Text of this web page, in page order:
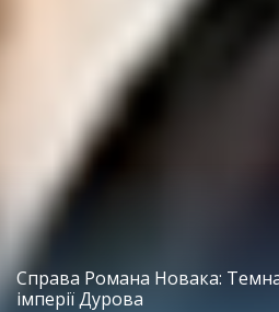
Справа Романа Новака:
імперії Дурова